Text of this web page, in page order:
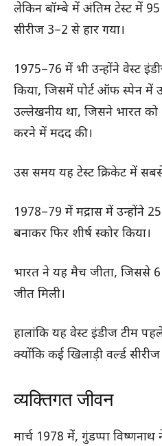
लेकिन बॉम्बे में अंतिम टेस्ट में
सीरीज 3–2 से हार गया।
1975–76 में भी उन्होंने वेस्ट
किया, जिसमें पोर्ट ऑफ स्पेन में
उल्लेखनीय था, जिसने भारत को
करने में मदद की।
उस समय यह टेस्ट क्रिकेट में
1978–79 में मद्रास में उन्होंने
बनाकर फिर शीर्ष स्कोर किया।
भारत ने यह मैच जीता, जिससे
जीत मिली।
हालांकि यह वेस्ट इंडीज टीम
क्योंकि कई खिलाड़ी वर्ल्ड
व्यक्तिगत जीवन
मार्च 1978 में, गुंडप्पा